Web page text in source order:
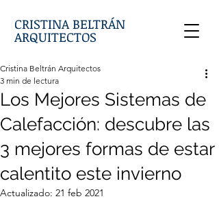
CRISTINA BELTRÁN
ARQUITECTOS
Los Mejores Sistemas de
Calefacción: descubre las
3 mejores formas de estar
calentito este invierno
Cristina Beltrán Arquitectos
3 min de lectura
Actualizado: 21 feb 2021